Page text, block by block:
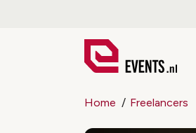
Home Freelancers